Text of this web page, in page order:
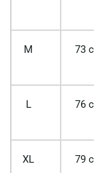
M 73
L 76
XL 79